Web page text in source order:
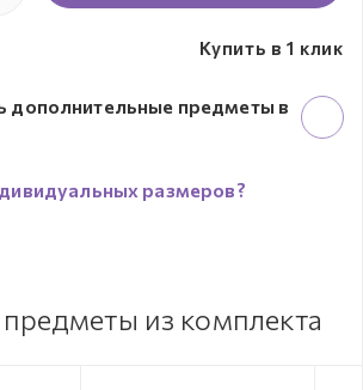
Купить в 1 клик
дополнительные предметы в
размеров?
из комплекта